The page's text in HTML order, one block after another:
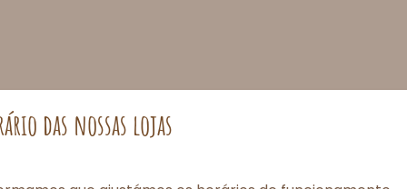
das nossas lojas